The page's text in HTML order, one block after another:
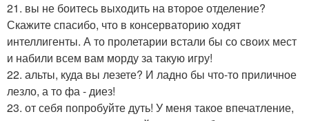
21. вы не боитесь выходить на второе отделение?
Скажите спасибо, что в консерваторию ходят
интеллигенты. А то пролетарии встали бы со своих мест
и набили всем вам морду за такую игру!
22. альты, куда вы лезете? И ладно бы что-то приличное
лезло, а то фа - диез!
23. от себя попробуйте дуть! У меня такое впечатление,